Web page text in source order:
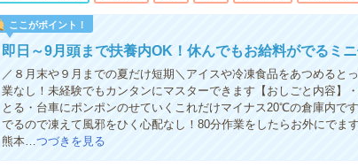
ここがポイント！
即日～9月頭まで扶養内OK！休んでもお給料がでるミ
／８月末や９月までの夏だけ短期＼アイスや冷凍食品をあつめると
業なし！未経験でもカンタンにマスターできます【おしごと内容】
とる・台車にポンポンのせていくこれだけマイナス20℃の倉庫内で
でるので凍えて風邪をひく心配なし！80分作業をしたらお外にでま
熊本…つづきを見る